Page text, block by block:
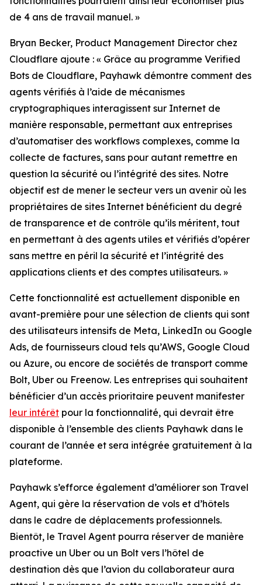
de 4 ans de travail manuel. »
Bryan Becker, Product Management Director chez
Cloudflare ajoute : « Grâce au programme Verified
Bots de Cloudflare, Payhawk démontre comment des
agents vérifiés à l’aide de mécanismes
cryptographiques interagissent sur Internet de
manière responsable, permettant aux entreprises
d’automatiser des workflows complexes, comme la
collecte de factures, sans pour autant remettre en
question la sécurité ou l’intégrité des sites. Notre
objectif est de mener le secteur vers un avenir où les
propriétaires de sites Internet bénéficient du degré
de transparence et de contrôle qu’ils méritent, tout
en permettant à des agents utiles et vérifiés d’opérer
sans mettre en péril la sécurité et l’intégrité des
applications clients et des comptes utilisateurs. »
Cette fonctionnalité est actuellement disponible en
avant-première pour une sélection de clients qui sont
des utilisateurs intensifs de Meta, LinkedIn ou Google
Ads, de fournisseurs cloud tels qu’AWS, Google Cloud
ou Azure, ou encore de sociétés de transport comme
Bolt, Uber ou Freenow. Les entreprises qui souhaitent
bénéficier d’un accès prioritaire peuvent manifester
leur intérêt pour la fonctionnalité, qui devrait être
disponible à l’ensemble des clients Payhawk dans le
courant de l’année et sera intégrée gratuitement à la
plateforme.
Payhawk s’efforce également d’améliorer son Travel
Agent, qui gère la réservation de vols et d’hôtels
dans le cadre de déplacements professionnels.
Bientôt, le Travel Agent pourra réserver de manière
proactive un Uber ou un Bolt vers l’hôtel de
destination dès que l’avion du collaborateur aura